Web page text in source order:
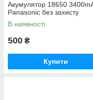
Акумулятор 18650
Panasonic без захисту
В наявності
500 ₴
Купити